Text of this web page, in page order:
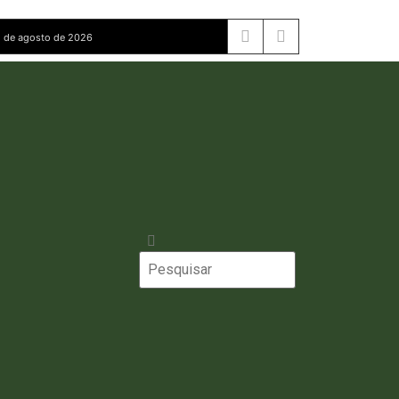
de agosto de 2026